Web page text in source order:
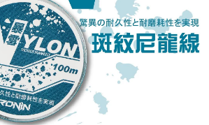
大股份有限公司」（以下簡稱本公司）所提供，讓
服務購買商品或服務，並由商店將買賣／分期付款
後，依約使用本公司帳單繳交帳款。
哥付你分期」之契約關係目的，商店將以您的個人
地址）提供予台灣大哥大進項蒐集、處理及利用，
期帳單所需資料之確認、核對及更正。
詳閱以下連結：https://oppay.tw/userRule
14天內，點擊此簡訊中的連結，可透過四大超商／
方式進行付款，方視為交易完成。
當下不需立刻繳費，但若您需要取消訂單，請聯絡
家同意取消之訂單仍視為有效，需透過AFTEE先享
先享後付 」之結帳頁面顯示為準，若有關於
取消欲退款等相關疑問，請聯繫「AFTEE先享後付
support/home
含以上)免運費
含以上)免運費
含以上)免運費